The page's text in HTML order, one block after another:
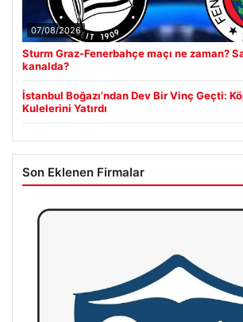
07/08/2026
Sturm Graz-Fenerbahçe maçı ne zaman?
kanalda?
İstanbul Boğazı’ndan Dev Bir Vinç Geçti:
Kulelerini Yatırdı
Son Eklenen Firmalar